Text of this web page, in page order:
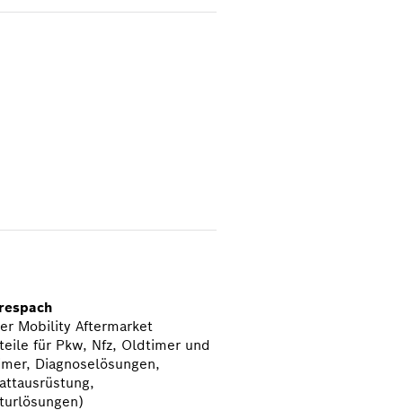
Mobility Aftermarket
für Pkw, Nfz, Oldtimer und
Diagnoselösungen,